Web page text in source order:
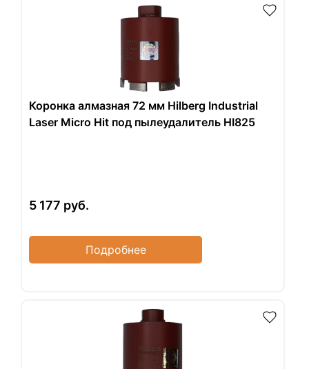
Коронка алмазная 72 мм Hilberg Industrial
Laser Micro Hit под пылеудалитель HI825
5 177 руб.
Подробнее